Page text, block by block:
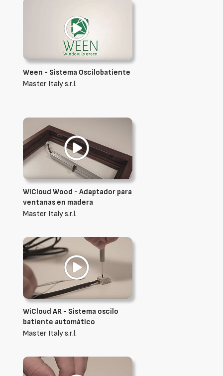
Ween - Sistema Oscilobatiente
Master Italy s.r.l.
WiCloud Wood - Adaptador para
ventanas en madera
Master Italy s.r.l.
WiCloud AR - Sistema oscilo
batiente automático
Master Italy s.r.l.